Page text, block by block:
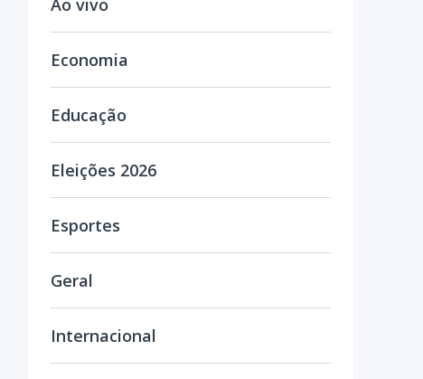
Ao vivo
Economia
Educação
Eleições 2026
Esportes
Geral
Internacional